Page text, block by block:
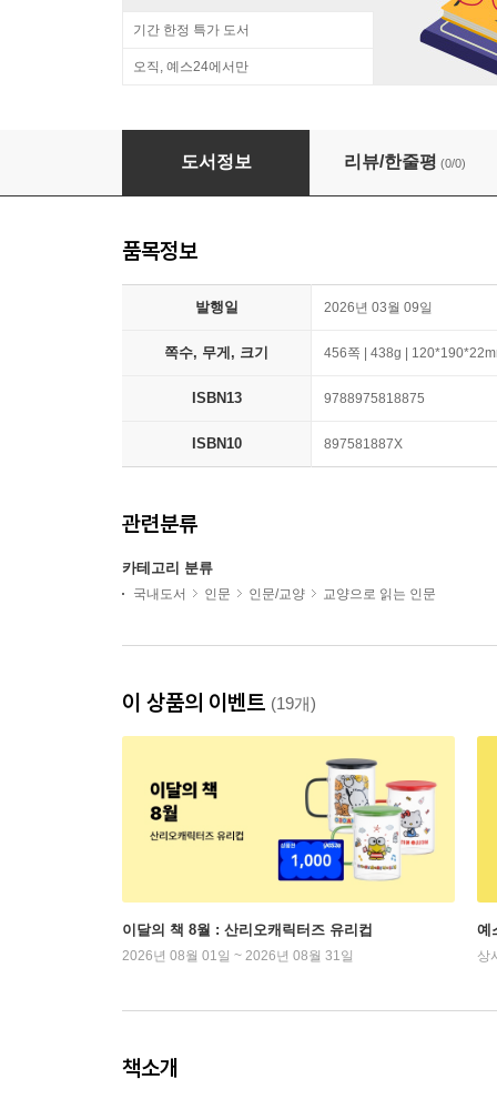
기간 한정 특가 도서
오직, 예스24에서만
다시보는 계몽시대
도서정보 리뷰/한줄평 (0/0)
품목정보
발행일 2026년 03월 09일
쪽수, 무게, 크기 456쪽 | 438g |
ISBN13 9788975818875
ISBN10 897581887X
관련분류
카테고리 분류
국내도서 인문 인문/교양 교양으로 읽는 인문
이 상품의 이벤트 (19개)
이달의 책 8월 : 산리오캐릭터즈 유리컵
2026년 08월 01일 ~ 2026년 08월 31일
예
상
책소개